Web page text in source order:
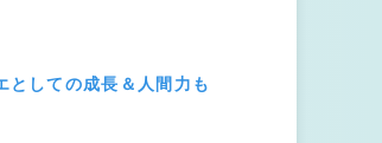
としての成長＆人間力も